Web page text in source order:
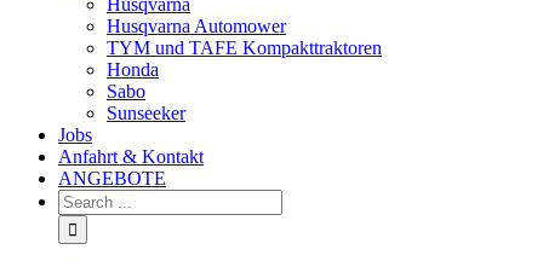
Husqvarna Automower
TYM und TAFE Kompakttraktoren
Honda
Sabo
Sunseeker
Jobs
Anfahrt & Kontakt
ANGEBOTE